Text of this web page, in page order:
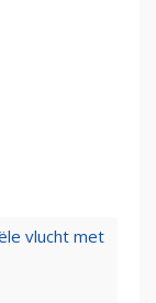
vlucht met